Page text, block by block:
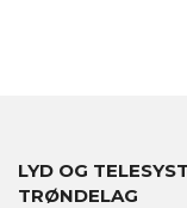
LYD OG
TRØNDELAG